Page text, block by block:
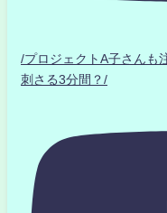
/プロジェクトA子さん
刺さる3分間？/